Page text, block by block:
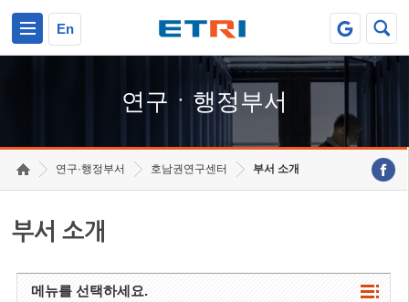
En
연구ㆍ행정부서
연구·행정부서 호남권연구센터 부서 소개
부서 소개
메뉴를 선택하세요.